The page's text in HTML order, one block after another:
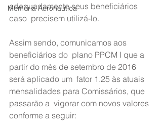
Memória Aeronáutica
adequadamente seus beneficiários
caso  precisem utilizá-lo.
Assim sendo, comunicamos aos
beneficiários do  plano PPCM I que a
partir do mês de setembro de 2016
será aplicado um  fator 1.25 às atuais
mensalidades para Comissários, que
passarão a  vigorar com novos valores
conforme a seguir: